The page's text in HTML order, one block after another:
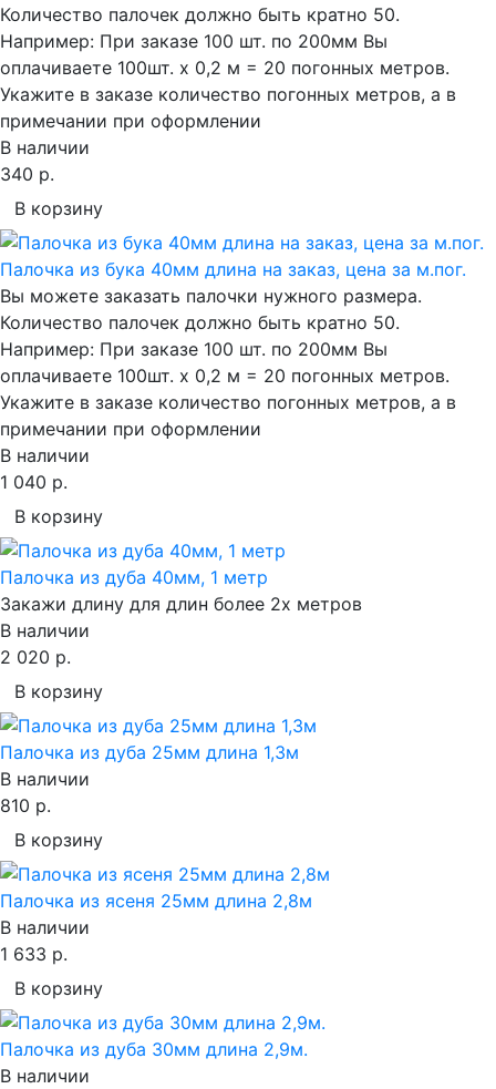
Количество палочек должно быть кратно 50.
Например: При заказе 100 шт. по 200мм Вы
оплачиваете 100шт. х 0,2 м = 20 погонных метров.
Укажите в заказе количество погонных метров, а в
примечании при оформлении
В наличии
340 р.
В корзину
Палочка из бука 40мм длина на заказ, цена за м.пог.
Вы можете заказать палочки нужного размера.
Количество палочек должно быть кратно 50.
Например: При заказе 100 шт. по 200мм Вы
оплачиваете 100шт. х 0,2 м = 20 погонных метров.
Укажите в заказе количество погонных метров, а в
примечании при оформлении
В наличии
1 040 р.
В корзину
Палочка из дуба 40мм, 1 метр
Закажи длину для длин более 2х метров
В наличии
2 020 р.
В корзину
Палочка из дуба 25мм длина 1,3м
В наличии
810 р.
В корзину
Палочка из ясеня 25мм длина 2,8м
В наличии
1 633 р.
В корзину
Палочка из дуба 30мм длина 2,9м.
В наличии